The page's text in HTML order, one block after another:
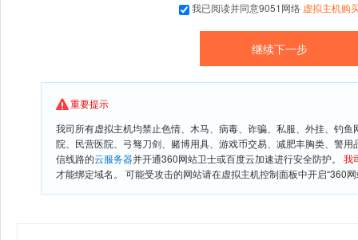
我已阅读并同意9051网络 虚拟主机购
重要提示
我司所有虚拟主机均禁止色情、木马、病毒、诈骗、私服、外挂、钓
院、民营医院、弓驽刀剑、赌博用具、游戏币交易、减肥丰胸类、警
信线路的云服务器并开通360网站卫士或百度云加速进行安全防护。 我
才能绑定域名。 可能受攻击的网站请在虚拟主机控制面板中开启“360